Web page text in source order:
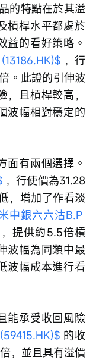
的特點在於其溢
槓桿水平都處於
益的看好策略。
，行
。此證的引伸波
且槓桿較高，
波幅相對穩定的
面有兩個選擇。
，行使價為31.28
，增加了作看淡
中銀六六沽B.P
提供約5.5倍槓
波幅為同類中最
波幅成本進行看
能承受收回風險
的收
，並且具有溢價